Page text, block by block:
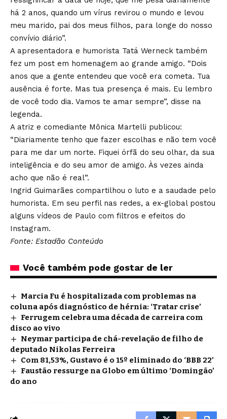
há 2 anos, quando um vírus revirou o mundo e levou
meu marido, pai dos meus filhos, para longe do nosso
convívio diário”.
A apresentadora e humorista Tatá Werneck também
fez um post em homenagem ao grande amigo. “Dois
anos que a gente entendeu que você era cometa. Tua
ausência é forte. Mas tua presença é mais. Eu lembro
de você todo dia. Vamos te amar sempre”, disse na
legenda.
A atriz e comediante Mônica Martelli publicou:
“Diariamente tenho que fazer escolhas e não tem você
para me dar um norte. Fiquei órfã do seu olhar, da sua
inteligência e do seu amor de amigo. Às vezes ainda
acho que não é real”.
Ingrid Guimarães compartilhou o luto e a saudade pelo
humorista. Em seu perfil nas redes, a ex-global postou
alguns vídeos de Paulo com filtros e efeitos do
Instagram.
Fonte: Estadão Conteúdo
Você também pode gostar de ler
Marcia Fu é hospitalizada com problemas na
coluna após diagnóstico de hérnia: ‘Tratar crise’
Ferrugem celebra uma década de carreira com
disco ao vivo
Neymar participa de chá-revelação de filho de
deputado Nikolas Ferreira
Com 81,53%, Gustavo é o 15º eliminado do ‘BBB 22’
Faustão ressurge na Globo em último ‘Domingão’
do ano